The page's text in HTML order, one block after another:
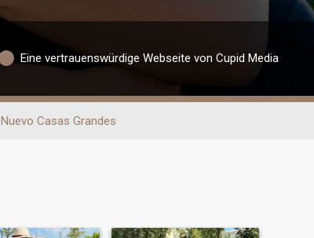
Eine vertrauenswürdige Webseite von Cupid Media
Nuevo Casas Grandes